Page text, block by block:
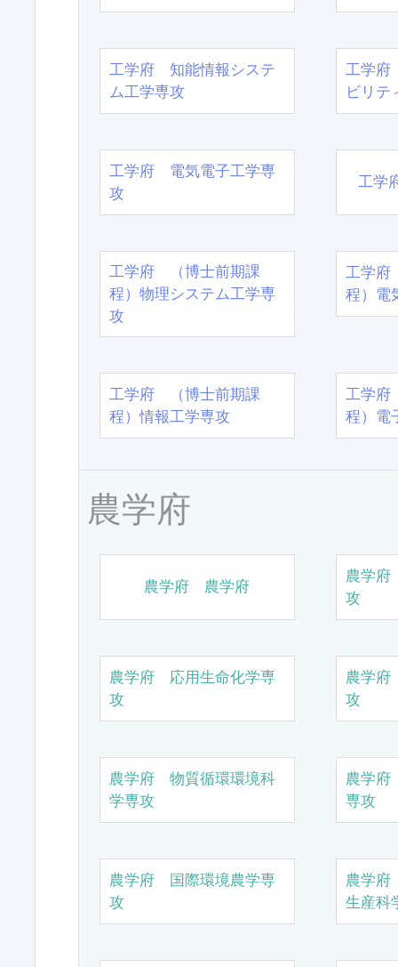
工学府 知能情報システ
ム工学専攻
工学府
ビリテ
工学府 電気電子工学専
攻
工学
工学府 （博士前期課
程）物理システム工学専
攻
工学
程）電
工学府 （博士前期課
程）情報工学専攻
工学
程）電
農学府
農学府 農学府
農学
攻
農学府 応用生命化学専
攻
農学
攻
農学府 物質循環環境科
学専攻
農学
専攻
農学府 国際環境農学専
攻
農学
生産科